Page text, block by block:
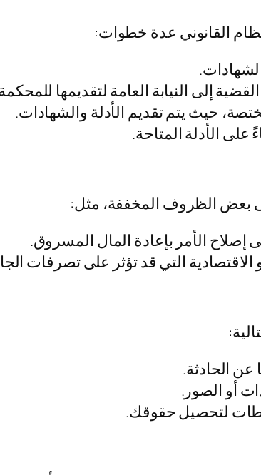
القانوني عدة خطوات:
إلى النيابة العامة لتقديمها
حيث يتم تقديم الأدلة والشهادات.
على الأدلة المتاحة.
بعض الظروف المخففة، مثل:
إصلاح الأمر بإعادة المال المسروق.
التي قد تؤثر على تصرفات
عن الحادثة.
أو الصور.
لتحصيل حقوقك.